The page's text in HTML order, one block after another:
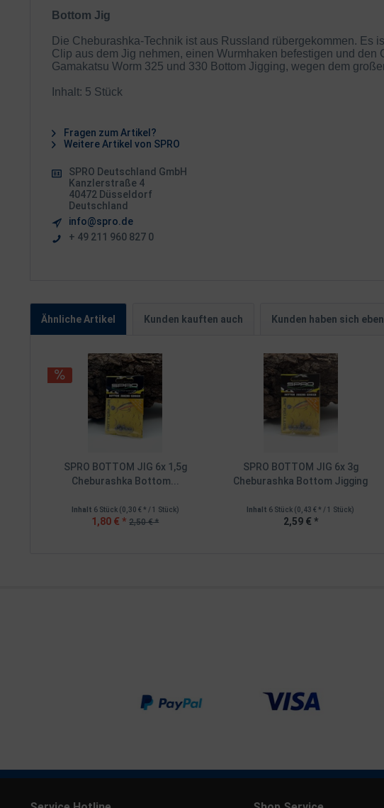
Bottom Jig
Die Cheburashka-Technik ist aus Russland rübergekommen. Es
Clip aus dem Jig nehmen, einen Wurmhaken befestigen und
Gamakatsu Worm 325 und 330 Bottom Jigging, wegen dem
Inhalt: 5 Stück
Fragen zum Artikel?
Weitere Artikel von SPRO
SPRO Deutschland GmbH
Kanzlerstraße 4
40472 Düsseldorf
Deutschland
info@spro.de
+ 49 211 960 827 0
Ähnliche Artikel Kunden kauften auch Kunden haben sich
SPRO BOTTOM JIG 6x 1,5g
Cheburashka Bottom...
Inhalt 6 Stück (0,30 € * / 1 Stück)
1,80 € * 2,50 € *
SPRO BOTTOM JIG 6x 3g
Cheburashka Bottom Jigging
Inhalt 6 Stück (0,43 € * / 1 Stück)
2,59 € *